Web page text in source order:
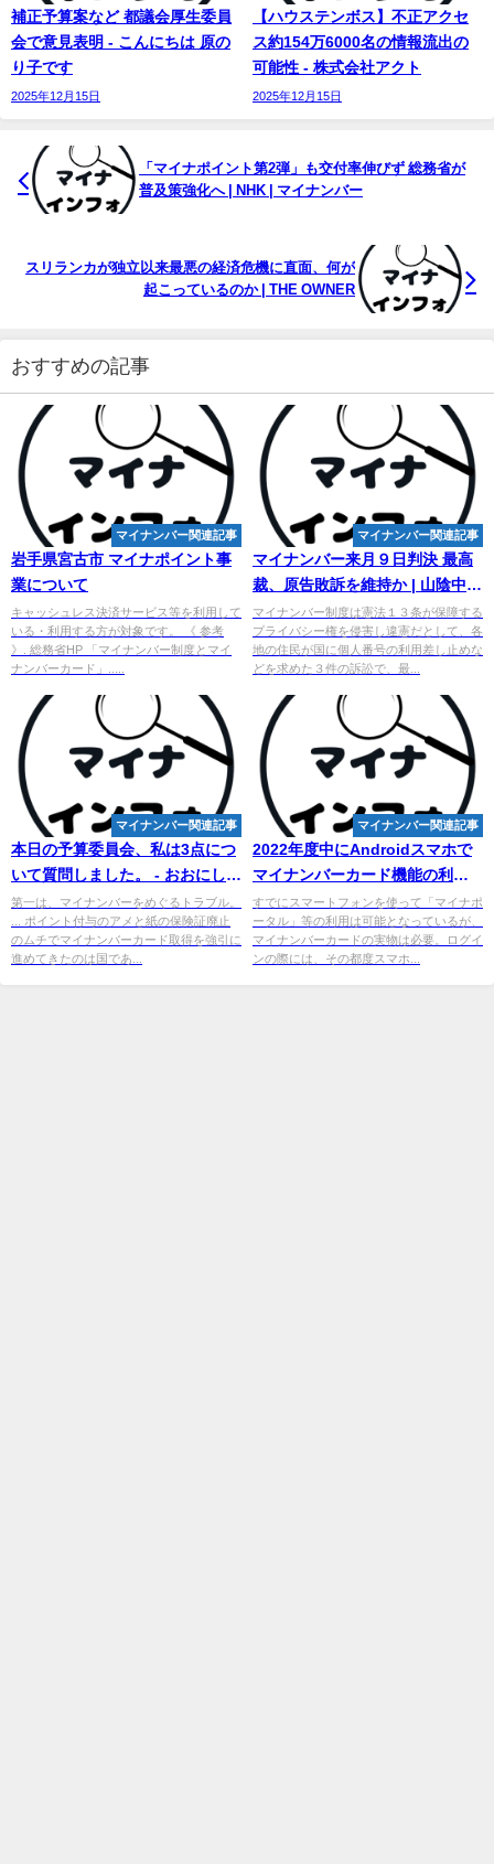
補正予算案など 都議会厚生委員
会で意見表明 - こんにちは 原の
り子です
2025年12月15日
【ハウステンボス】不正アクセ
ス約154万6000名の情報流出の
可能性 - 株式会社アクト
2025年12月15日
「マイナポイント第2弾」も交付率伸びず 総務省が
普及策強化へ | NHK | マイナンバー
スリランカが独立以来最悪の経済危機に直面、何が
起こっているのか | THE OWNER
おすすめの記事
マイナンバー関連記事
岩手県宮古市 マイナポイント事
業について
キャッシュレス決済サービス等を利用して
いる・利用する方が対象です。 《 参考
》. 総務省HP 「マイナンバー制度とマイ
ナンバーカード」.....
マイナンバー関連記事
マイナンバー来月９日判決 最高
裁、原告敗訴を維持か | 山陰中央
新報デジタル
マイナンバー制度は憲法１３条が保障する
プライバシー権を侵害し違憲だとして、各
地の住民が国に個人番号の利用差し止めな
どを求めた３件の訴訟で、最...
マイナンバー関連記事
本日の予算委員会、私は3点につ
いて質問しました。 - おおにし健
介（オオニシケンスケ）
第一は、マイナンバーをめぐるトラブル。
... ポイント付与のアメと紙の保険証廃止
のムチでマイナンバーカード取得を強引に
進めてきたのは国であ...
マイナンバー関連記事
2022年度中にAndroidスマホで
マイナンバーカード機能の利用
が可能へ。カード読み取りや携
行 ...
すでにスマートフォンを使って「マイナポ
ータル」等の利用は可能となっているが、
マイナンバーカードの実物は必要。ログイ
ンの際には、その都度スマホ...